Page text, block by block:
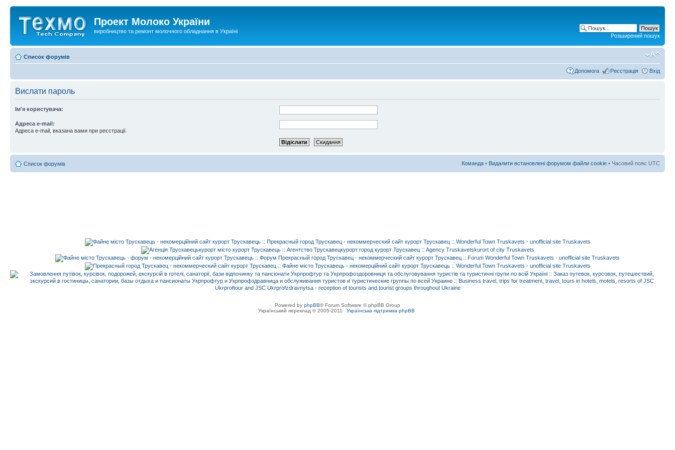
Проект Молоко України
виробництво та ремонт молочного обладнання в Україні
Розширений пошук
Список форумів
Допомога Реєстрація Вхід
Вислати пароль
Ім'я користувача:
Адреса e-mail:
Адреса e-mail, вказана вами при реєстрації.
Список форумів Команда • Видалити встановлені форумом файли cookie • Часовий пояс UTC
Powered by phpBB® Forum Software © phpBB Group
Український переклад © 2005-2011
Українська підтримка phpBB